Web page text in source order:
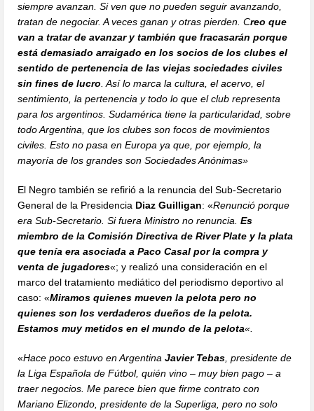
siempre avanzan. Si ven que no pueden seguir avanzando,
tratan de negociar. A veces ganan y otras pierden. Creo que
van a tratar de avanzar y también que fracasarán porque
está demasiado arraigado en los socios de los clubes el
sentido de pertenencia de las viejas sociedades civiles
sin fines de lucro . Así lo marca la cultura, el acervo, el
sentimiento, la pertenencia y todo lo que el club representa
para los argentinos. Sudamérica tiene la particularidad, sobre
todo Argentina, que los clubes son focos de movimientos
civiles. Esto no pasa en Europa ya que, por ejemplo, la
mayoría de los grandes son Sociedades Anónimas»
El Negro también se refirió a la renuncia del Sub-Secretario
General de la Presidencia Diaz Guilligan: «Renunció porque
era Sub-Secretario. Si fuera Ministro no renuncia.Es
miembro de la Comisión Directiva de River Plate y la plata
que tenía era asociada a Paco Casal por la compra y
venta de jugadores«; y realizó una consideración en el
marco del tratamiento mediático del periodismo deportivo al
caso: «Miramos quienes mueven la pelota pero no
quienes son los verdaderos dueños de la pelota.
Estamos muy metidos en el mundo de la pelota«.
«Hace poco estuvo en ArgentinaJavier Tebas , presidente de
la Liga Española de Fútbol, quién vino – muy bien pago – a
traer negocios. Me parece bien que firme contrato con
Mariano Elizondo, presidente de la Superliga, pero no solo